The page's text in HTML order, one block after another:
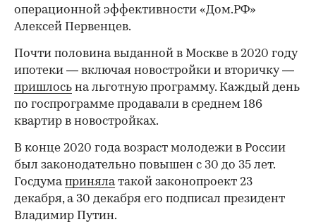
операционной эффективности «Дом.РФ»
Алексей Первенцев.
Почти половина выданной в Москве в 2020 году
ипотеки — включая новостройки и вторичку —
пришлось на льготную программу. Каждый день
по госпрограмме продавали в среднем 186
квартир в новостройках.
В конце 2020 года возраст молодежи в России
был законодательно повышен с 30 до 35 лет.
Госдумапринялатакой законопроект 23
декабря, а 30 декабря его подписал президент
Владимир Путин.